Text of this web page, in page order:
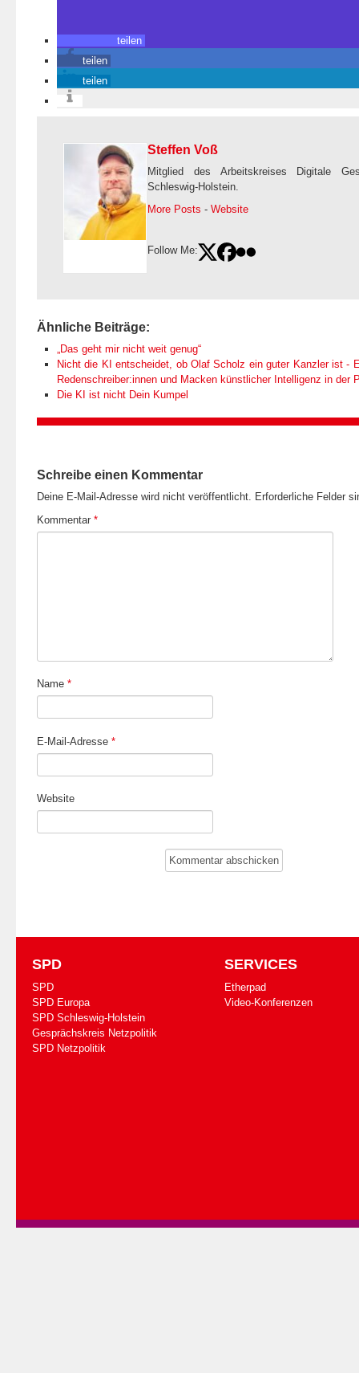
teilen
teilen
teilen
Steffen Voß
Mitglied des Arbeitskreises Digitale
Schleswig-Holstein.
More Posts -Website
Follow Me:
Ähnliche Beiträge:
„Das geht mir nicht weit genug“
Nicht die KI entscheidet, ob Olaf Scholz ein guter Kanzler ist -
Redenschreiber:innen und Macken künstlicher Intelligenz in der
Die KI ist nicht Dein Kumpel
Schreibe einen Kommentar
Deine E-Mail-Adresse wird nicht veröffentlicht. Erforderliche Felder
Kommentar *
Name *
E-Mail-Adresse *
Website
SPD
SPD
SPD Europa
SPD Schleswig-Holstein
Gesprächskreis Netzpolitik
SPD Netzpolitik
SERVICES
Etherpad
Video-Konferenzen